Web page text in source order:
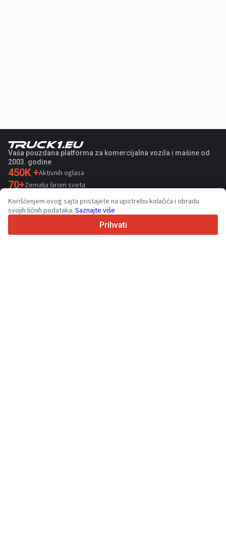
Vaša pouzdana platforma za komercijalna vozila i mašine od
2003. godine
450K +Aktivnih oglasa
70+Zemalja širom sveta
36Podržanih jezika
4.7/5
Korišćenjem ovog sajta pristajete na upotrebu kolačića i obradu
svojih ličnih podataka. Saznajte više
Prihvati